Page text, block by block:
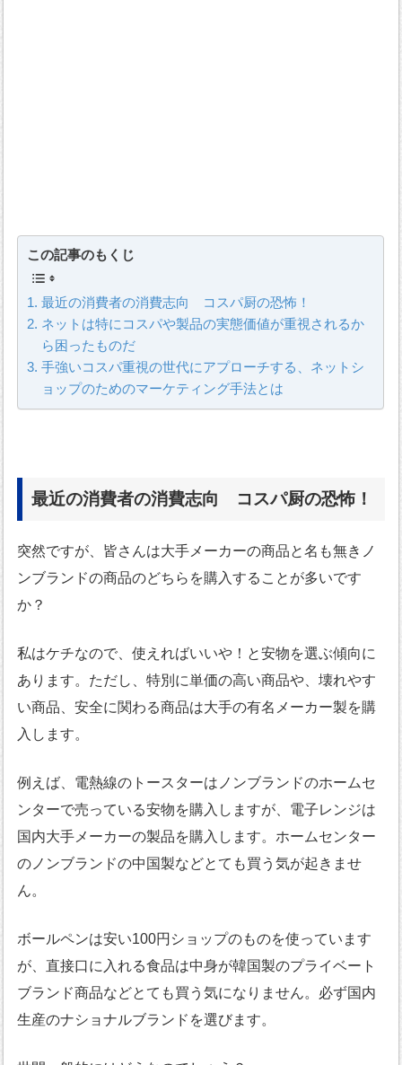
この記事のもくじ
最近の消費者の消費志向 コスパ厨の恐怖！
ネットは特にコスパや製品の実態価値が重視されるか
ら困ったものだ
手強いコスパ重視の世代にアプローチする、ネットシ
ョップのためのマーケティング手法とは
最近の消費者の消費志向 コスパ厨の恐怖！
突然ですが、皆さんは大手メーカーの商品と名も無きノ
ンブランドの商品のどちらを購入することが多いです
か？
私はケチなので、使えればいいや！と安物を選ぶ傾向に
あります。ただし、特別に単価の高い商品や、壊れやす
い商品、安全に関わる商品は大手の有名メーカー製を購
入します。
例えば、電熱線のトースターはノンブランドのホームセ
ンターで売っている安物を購入しますが、電子レンジは
国内大手メーカーの製品を購入します。ホームセンター
のノンブランドの中国製などとても買う気が起きませ
ん。
ボールペンは安い100円ショップのものを使っています
が、直接口に入れる食品は中身が韓国製のプライベート
ブランド商品などとても買う気になりません。必ず国内
生産のナショナルブランドを選びます。